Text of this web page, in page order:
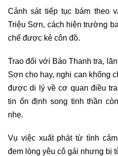
Cảnh sát tiếp tục bám theo
Triệu Sơn, cách hiện trường
chế được kẻ côn đồ.
Trao đổi với Báo Thanh tra,
Sơn cho hay, nghi can khống
được di lý về cơ quan điều
tin ổn định song tinh thần
nhẹ.
Vụ việc xuất phát từ tình
đem lòng yêu cô gái nhưng bị